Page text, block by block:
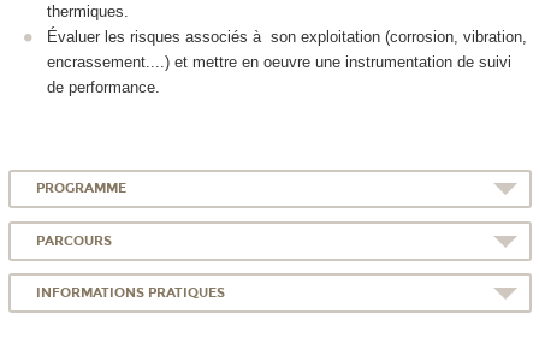
thermiques.
Évaluer les risques associés à son exploitation (corrosion, vibration,
encrassement....) et mettre en oeuvre une instrumentation de suivi
de performance.
PROGRAMME
PARCOURS
INFORMATIONS PRATIQUES